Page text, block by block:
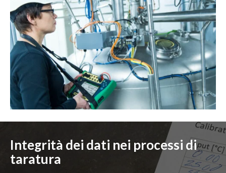
Integrità dei dati nei processi di
taratura